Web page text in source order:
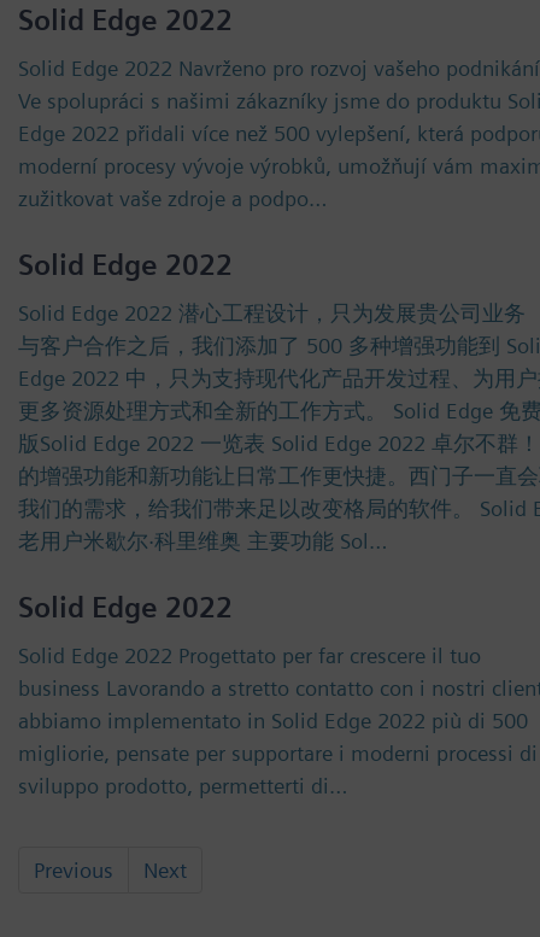
Solid Edge 2022
Solid Edge 2022 Navrženo pro rozvoj vašeho podnikání
Ve spolupráci s našimi zákazníky jsme do produktu
Edge 2022 přidali více než 500 vylepšení, která
moderní procesy vývoje výrobků, umožňují vám
zužitkovat vaše zdroje a podpo…
Solid Edge 2022
Solid Edge 2022 潜心工程设计，只为发展贵公司业务
与客户合作之后，我们添加了 500 多种增强功能到
Edge 2022 中，只为支持现代化产品开发过程、为用
更多资源处理方式和全新的工作方式。 Solid Edge 免
版Solid Edge 2022 一览表 Solid Edge 2022 卓尔不群
的增强功能和新功能让日常工作更快捷。西门子一直
我们的需求，给我们带来足以改变格局的软件。 Solid
老用户米歇尔·科里维奥 主要功能 Sol…
Solid Edge 2022
Solid Edge 2022 Progettato per far crescere il tuo
business Lavorando a stretto contatto con i nostri
abbiamo implementato in Solid Edge 2022 più di 500
migliorie, pensate per supportare i moderni processi di
sviluppo prodotto, permetterti di…
Previous Next